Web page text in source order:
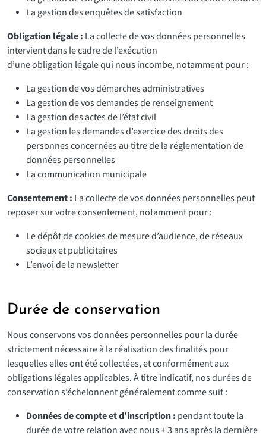
La gestion des enquêtes de satisfaction
Obligation légale : La collecte de vos données personnelles
intervient dans le cadre de l’exécution
d’une obligation légale qui nous incombe, notamment pour :
La gestion de vos démarches administratives
La gestion de vos demandes de renseignement
La gestion des actes de l’état civil
La gestion les demandes d’exercice des droits des
personnes concernées au titre de la réglementation de
données personnelles
La communication municipale
Consentement : La collecte de vos données personnelles peut
reposer sur votre consentement, notamment pour :
Le dépôt de cookies de mesure d’audience, de réseaux
sociaux et publicitaires
L’envoi de la newsletter
Durée de conservation
Nous conservons vos données personnelles pour la durée
strictement nécessaire à la réalisation des finalités pour
lesquelles elles ont été collectées, et conformément aux
obligations légales applicables. À titre indicatif, nos durées de
conservation s’échelonnent généralement comme suit :
Données de compte et d’inscription : pendant toute la
durée de votre relation avec nous + 3 ans après la dernière